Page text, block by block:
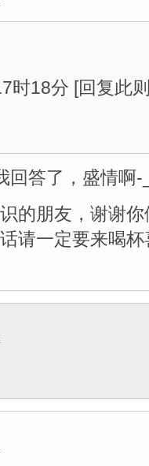
时18分 [回复此
回答了，盛情啊-
的朋友，谢谢
请一定要来喝